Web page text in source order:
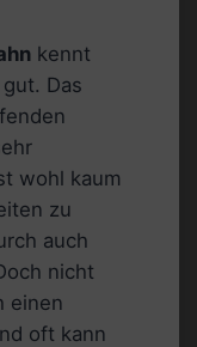
kennt
Das
wohl kaum
zu
auch
nicht
einen
oft kann